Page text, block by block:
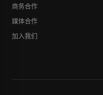
商务合作
媒体合作
加入我们